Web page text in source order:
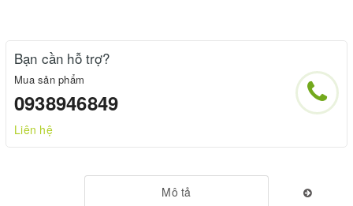
Bạn cần hỗ trợ?
Mua sản phẩm
0938946849
Liên hệ
Mô tả